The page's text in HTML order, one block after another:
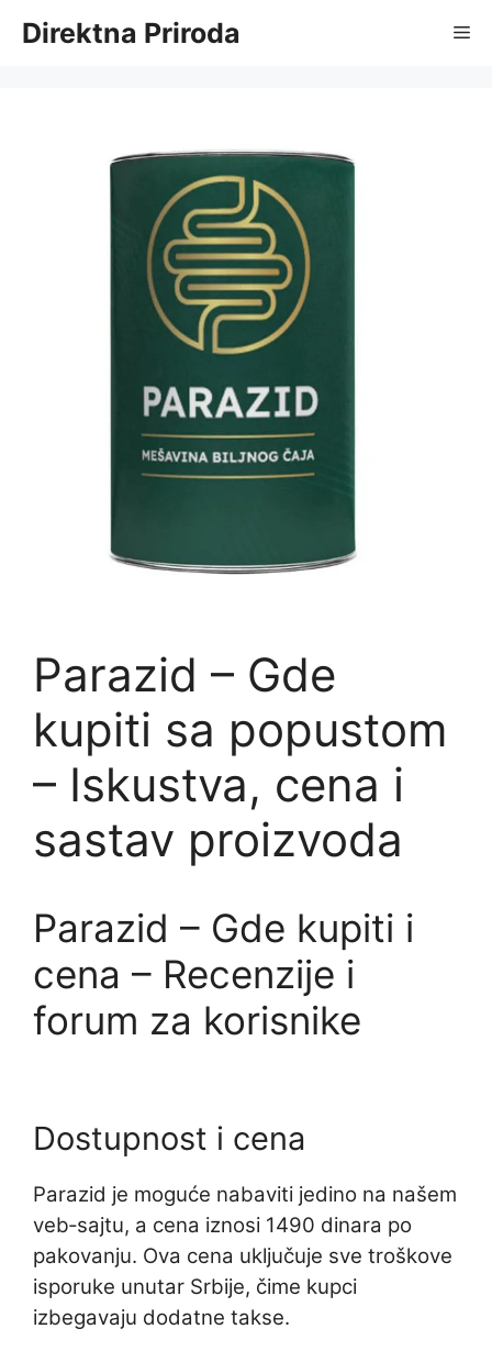
Direktna Priroda
Parazid – Gde
kupiti sa popustom
– Iskustva, cena i
sastav proizvoda
Parazid – Gde kupiti i
cena – Recenzije i
forum za korisnike
Dostupnost i cena
Parazid je moguće nabaviti jedino na našem
veb‑sajtu, a cena iznosi 1490 dinara po
pakovanju. Ova cena uključuje sve troškove
isporuke unutar Srbije, čime kupci
izbegavaju dodatne takse.